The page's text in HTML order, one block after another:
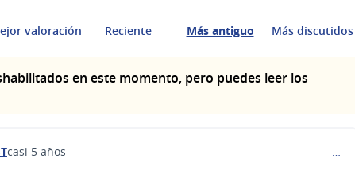
valoración Reciente Más antiguo Más discutidos
en este momento, pero puedes leer los
casi 5 años …